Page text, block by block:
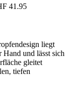
41.95
liegt
Hand und lässt sich
gleitet
tiefen